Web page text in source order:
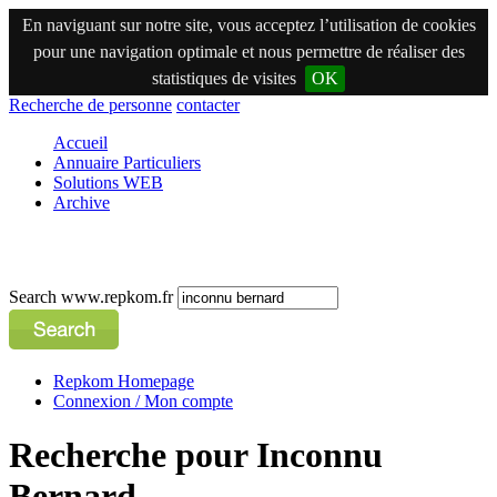
En naviguant sur notre site, vous acceptez l’utilisation de cookies
pour une navigation optimale et nous permettre de réaliser des
statistiques de visites
OK
Recherche de personne contacter
Accueil
Annuaire Particuliers
Solutions WEB
Archive
Search www.repkom.fr
Repkom Homepage
Connexion / Mon compte
Recherche pour Inconnu